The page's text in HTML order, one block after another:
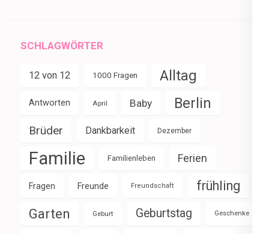
SCHLAGWÖRTER
12 von 12 1000 Fragen Alltag
Antworten April Baby Berlin
Brüder Dankbarkeit Dezember
Familie Familienleben Ferien
Fragen Freunde Freundschaft frühling
Garten Geburt Geburtstag Geschenke